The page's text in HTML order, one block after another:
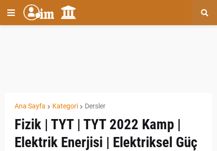
Ana Sayfa Kategori Dersler
Fizik | TYT | TYT 2022 Kamp |
Elektrik Enerjisi | Elektriksel Güç